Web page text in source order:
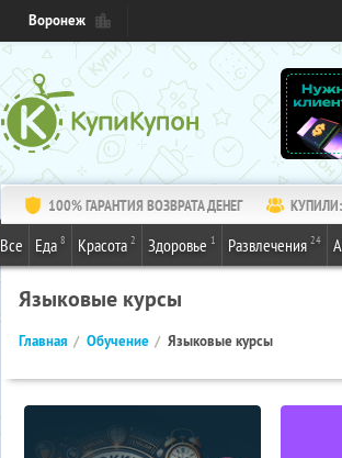
Воронеж
100% ГАРАНТИЯ ВОЗВРАТА ДЕНЕГ КУПИЛИ:
Все Еда 8 Красота 2 Здоровье 1 Развлечения 24
Языковые курсы
Главная Обучение Языковые курсы